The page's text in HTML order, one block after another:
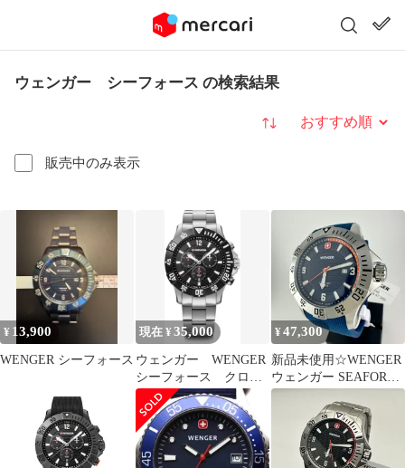
ウェンガー シーフォース の検索結果
販売中のみ表示
並び替え
¥ 13,900
WENGER シーフォース
現在 ¥ 35,000
ウェンガー WENGER
シーフォース クロ
ノ 新品同様品 クォ
ーツ
¥47,300
新品未使用☆WENGER
ウェンガー SEAFORCE
シーフォース
01.0641.140 クォーツ
メンズ ステンレススチ
ールケース(316L) ブル
ーダイヤル 200m防水